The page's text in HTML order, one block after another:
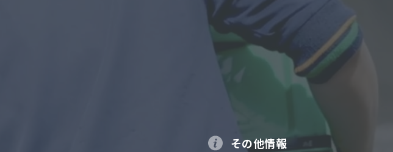
その他情報